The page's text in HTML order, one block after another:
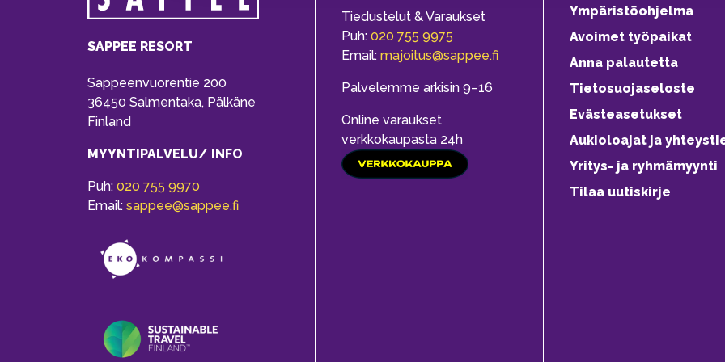
SAPPEE RESORT
Sappeenvuorentie 200
36450 Salmentaka, Pälkäne
Finland
MYYNTIPALVELU/ INFO
Puh: 020 755 9970
Email: sappee@sappee.fi
Tiedustelut & Varaukset
Puh: 020 755 9975
Email: majoitus@sappee.fi
Palvelemme arkisin 9–16
Online varaukset
verkkokaupasta 24h
Ympäristöohjelma
Avoimet työpaikat
Anna palautetta
Tietosuojaseloste
Evästeasetukset
Aukioloajat ja
Yritys- ja ryhmämyynti
Tilaa uutiskirje